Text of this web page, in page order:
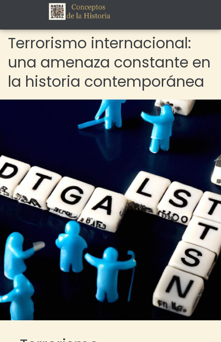
Terrorismo internacional:
una amenaza constante en
la historia contemporánea